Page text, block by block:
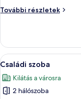
kétszemélyes
Square)
További részletek
Premier
ágy
(Times
Square)
részletei
A
következő
szoba
összes
6
Családi szoba
Kilátás a városra
2 hálószoba